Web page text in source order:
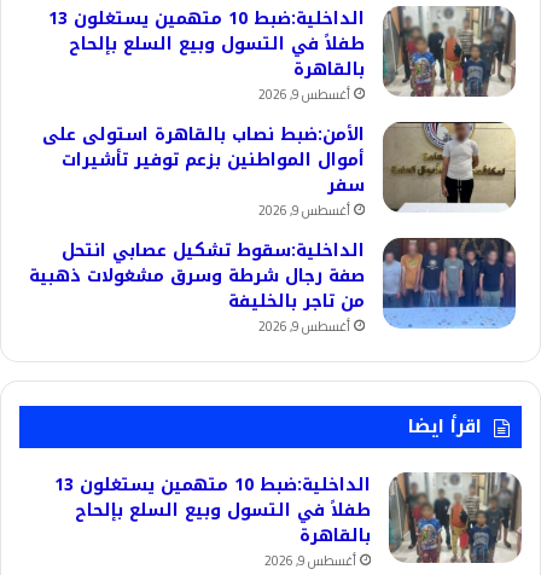
الداخلية:ضبط 10 متهمين يستغلون 13
طفلاً في التسول وبيع السلع بإلحاح
بالقاهرة
أغسطس 9, 2026
الأمن:ضبط نصاب بالقاهرة استولى على
أموال المواطنين بزعم توفير تأشيرات
سفر
أغسطس 9, 2026
الداخلية:سقوط تشكيل عصابي انتحل
صفة رجال شرطة وسرق مشغولات ذهبية
من تاجر بالخليفة
أغسطس 9, 2026
اقرأ ايضا
الداخلية:ضبط 10 متهمين يستغلون 13
طفلاً في التسول وبيع السلع بإلحاح
بالقاهرة
أغسطس 9, 2026